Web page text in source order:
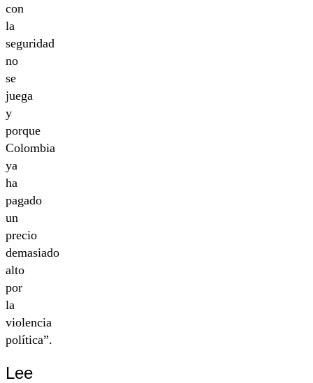
con
la
seguridad
no
se
juega
y
porque
Colombia
ya
ha
pagado
un
precio
demasiado
alto
por
la
violencia
política”.
Lee